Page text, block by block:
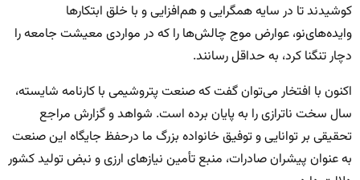
کوشیدند تا در سایه همگرایی و هم‌افزایی و با خلق ابتکارها
وایده‌های‌نو، عوارض موج چالش‌ها را که در مواردی معیشت جامعه را
دچار تنگنا کرد، به حداقل رسانند.
اکنون با افتخار می‌توان گفت که صنعت پتروشیمی با کارنامه شایسته،
سال سخت ناترازی را به پایان برده است. شواهد و گزارش مراجع
تحقیقی بر توانایی و توفیق خانواده بزرگ ما درحفظ جایگاه این صنعت
به عنوان پیشران صادرات، منبع تأمین نیازهای ارزی و نبض تولید کشور